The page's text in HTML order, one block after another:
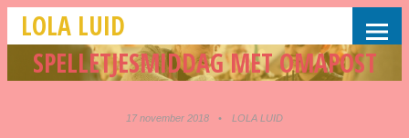
LOLA LUID
SPELLETJESMIDDAG MET OMAPOST
17 november 2018 • LOLA LUID